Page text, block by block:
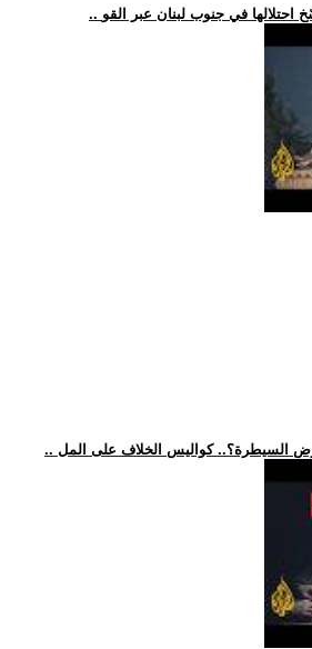
احتلالها في جنوب لبنان عبر القو
السيطرة؟.. كواليس الخلاف على المل